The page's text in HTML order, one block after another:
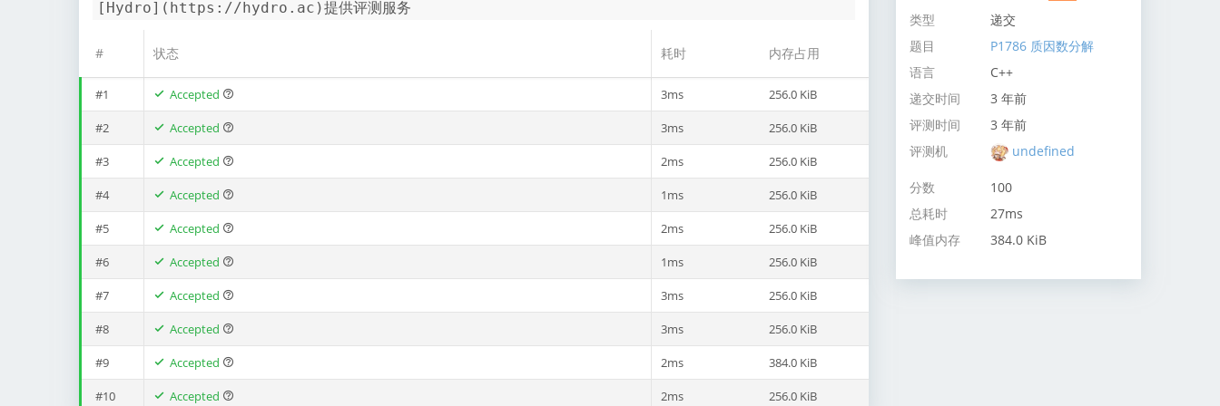
[Hydro](https://hydro.ac)提供评测服务
# 状态 耗时 内存占用
#1 Accepted 3ms 256.0 KiB
#2 Accepted 3ms 256.0 KiB
#3 Accepted 2ms 256.0 KiB
#4 Accepted 1ms 256.0 KiB
#5 Accepted 2ms 256.0 KiB
#6 Accepted 1ms 256.0 KiB
#7 Accepted 3ms 256.0 KiB
#8 Accepted 3ms 256.0 KiB
#9 Accepted 2ms 384.0 KiB
#10 Accepted 2ms 256.0 KiB
类型
递交
题目
P1786 质因数分解
语言
C++
递交时间
3 年前
评测时间
3 年前
评测机
undefined
分数
100
总耗时
27ms
峰值内存
384.0 KiB